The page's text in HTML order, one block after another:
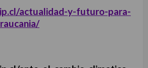
actualidad-y-futuro-para-